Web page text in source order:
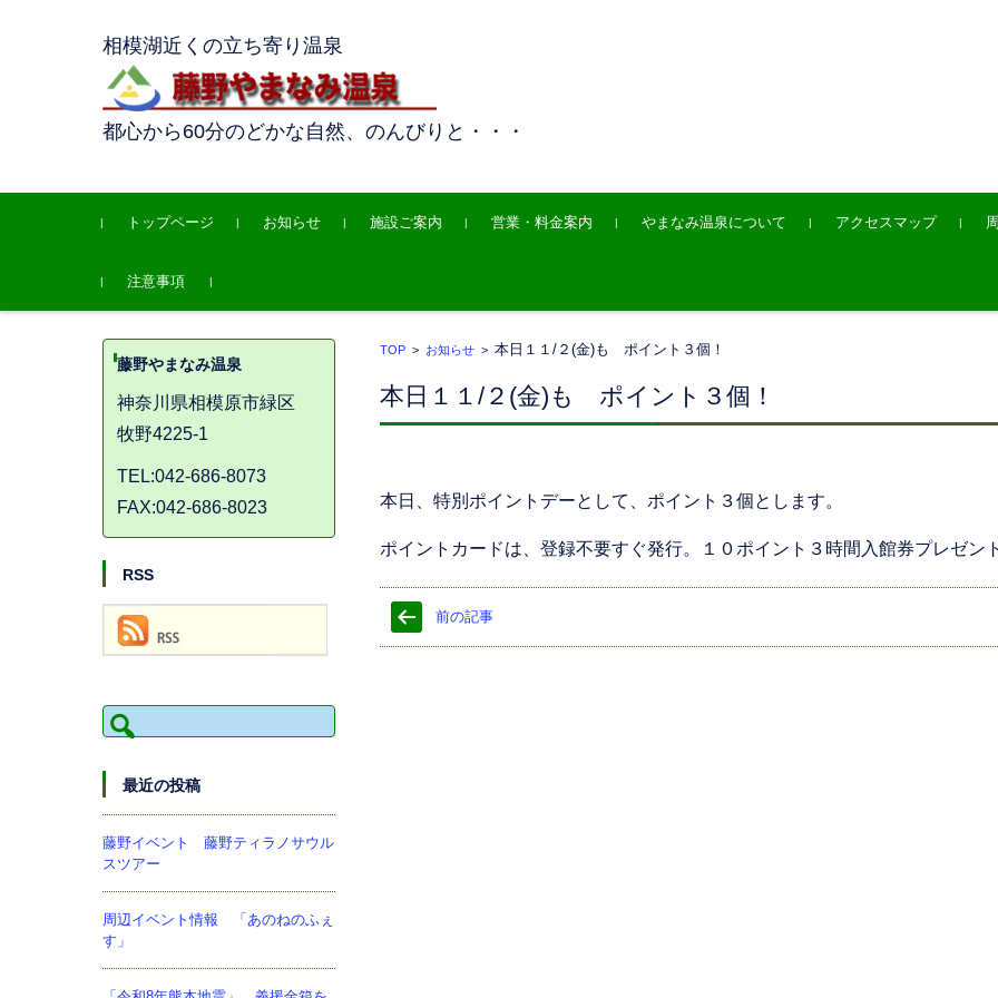
相模湖近くの立ち寄り温泉
都心から60分のどかな自然、のんびりと・・・
コンテンツに移動
トップページ
お知らせ 施設ご案内 営業・料金案内 やまなみ温泉について アクセスマップ
注意事項
TOP> お知らせ> 本日１１/２(金)も ポイント３個！
本日１１/２(金)も ポイント３個！
本日、特別ポイントデーとして、ポイント３個とします。
ポイントカードは、登録不要すぐ発行。１０ポイント３時間入館券プレゼン
前の記事
藤野やまなみ温泉
神奈川県相模原市緑区
牧野4225-1
TEL:042-686-8073
FAX:042-686-8023
RSS
検
索:
最近の投稿
藤野イベント 藤野ティラノサウル
スツアー
周辺イベント情報 「あのねのふぇ
す」